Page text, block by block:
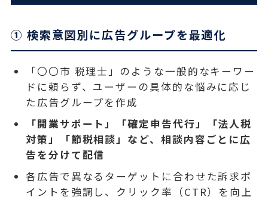
① 検索意図別に広告グループを最適化
「〇〇市 税理士」のような一般的なキーワー
ドに頼らず、ユーザーの具体的な悩みに応じ
た広告グループを作成
「開業サポート」「確定申告代行」「法人税
対策」「節税相談」など、相談内容ごとに広
告を分けて配信
各広告で異なるターゲットに合わせた訴求ポ
イントを強調し、クリック率（CTR）を向上